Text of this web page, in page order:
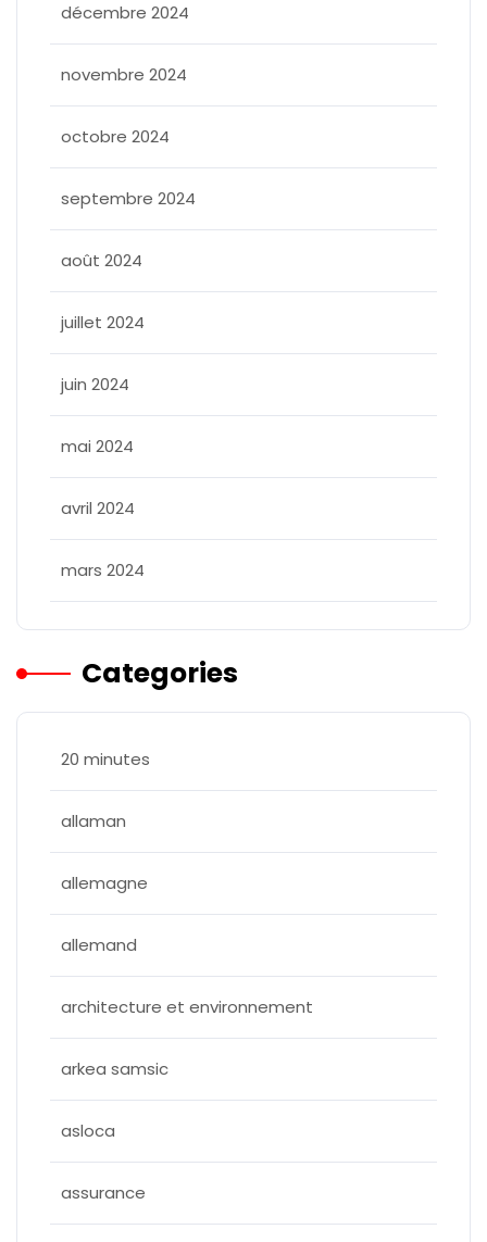
décembre 2024
novembre 2024
octobre 2024
septembre 2024
août 2024
juillet 2024
juin 2024
mai 2024
avril 2024
mars 2024
Categories
20 minutes
allaman
allemagne
allemand
architecture et environnement
arkea samsic
asloca
assurance